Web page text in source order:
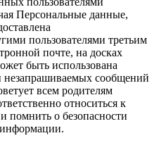
Персональные данные,
пользователями третьим
почте, на досках
быть использована
незапрашиваемых сообщений
всем родителям
относиться к
помнить о безопасности